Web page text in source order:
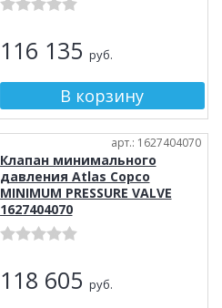
116 135 руб.
арт.: 1627404070
Клапан минимального
давления Atlas Copco
MINIMUM PRESSURE VALVE
1627404070
118 605 руб.